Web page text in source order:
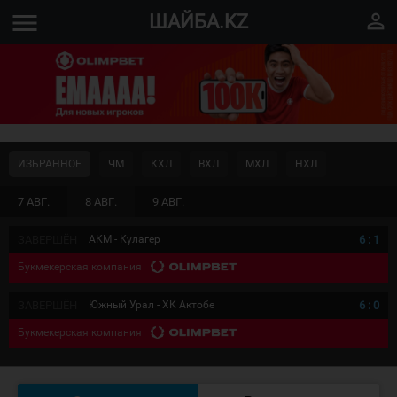
menu ШАЙБА.KZ perm_identity
7 АВГ. 8 АВГ. 9 АВГ.
ИЗБРАННОЕ ЧМ КХЛ ВХЛ МХЛ НХЛ
АКМ - Кулагер 6 : 1
Букмекерская компания
Южный Урал - ХК Актобе 6 : 0
Букмекерская компания